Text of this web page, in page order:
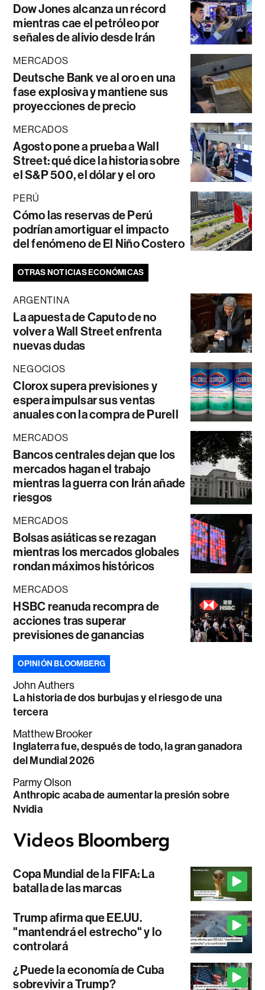
Dow Jones alcanza un récord
mientras cae el petróleo por
señales de alivio desde Irán
MERCADOS
Deutsche Bank ve al oro en una
fase explosiva y mantiene sus
proyecciones de precio
MERCADOS
Agosto pone a prueba a Wall
Street: qué dice la historia sobre
el S&P 500, el dólar y el oro
PERÚ
Cómo las reservas de Perú
podrían amortiguar el impacto
del fenómeno de El Niño Costero
OTRAS NOTICIAS ECONÓMICAS
ARGENTINA
La apuesta de Caputo de no
volver a Wall Street enfrenta
nuevas dudas
NEGOCIOS
Clorox supera previsiones y
espera impulsar sus ventas
anuales con la compra de Purell
MERCADOS
Bancos centrales dejan que los
mercados hagan el trabajo
mientras la guerra con Irán añade
riesgos
MERCADOS
Bolsas asiáticas se rezagan
mientras los mercados globales
rondan máximos históricos
MERCADOS
HSBC reanuda recompra de
acciones tras superar
previsiones de ganancias
OPINIÓN BLOOMBERG
John Authers
La historia de dos burbujas y el riesgo de una
tercera
Matthew Brooker
Inglaterra fue, después de todo, la gran ganadora
del Mundial 2026
Parmy Olson
Anthropic acaba de aumentar la presión sobre
Nvidia
Copa Mundial de la FIFA: La
batalla de las marcas
Trump afirma que EE.UU.
"mantendrá el estrecho" y lo
controlará
¿Puede la economía de Cuba
sobrevivir a Trump?